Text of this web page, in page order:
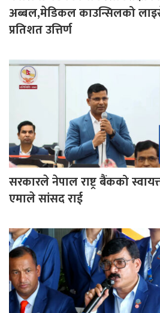
अब्बल,मेडिकल काउन्सिलको
प्रतिशत उत्तिर्ण
सरकारले नेपाल राष्ट्र बैंकको
एमाले सांसद राई